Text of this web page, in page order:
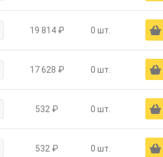
19 814 ₽ 0 шт. Ä
17 628 ₽ 0 шт. Ä
532 ₽ 0 шт. Ä
532 ₽ 0 шт. Ä